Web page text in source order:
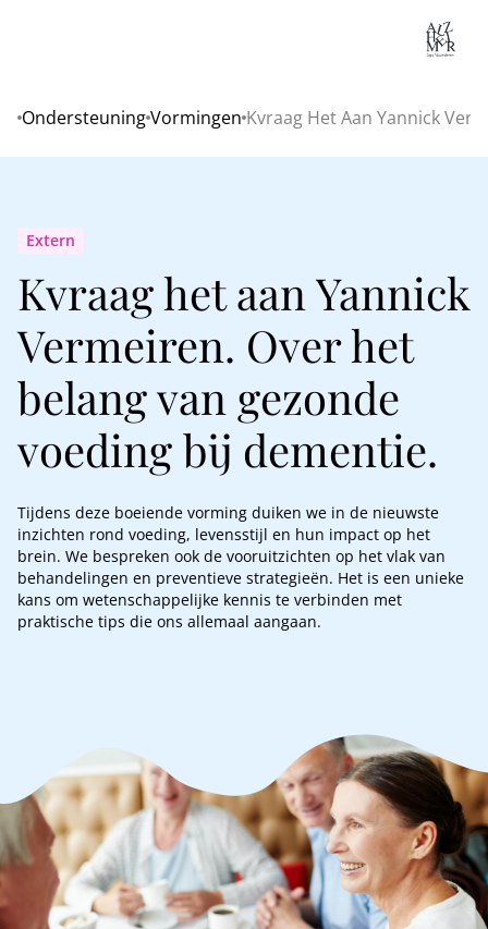
Home
OndersteuningVormingen Kvraag Het Aan Yannick
Extern
Kvraag het aan Yannick
Vermeiren. Over het
belang van gezonde
voeding bij dementie.
Tijdens deze boeiende vorming duiken we in de nieuwste
inzichten rond voeding, levensstijl en hun impact op het
brein. We bespreken ook de vooruitzichten op het vlak van
behandelingen en preventieve strategieën. Het is een unieke
kans om wetenschappelijke kennis te verbinden met
praktische tips die ons allemaal aangaan.